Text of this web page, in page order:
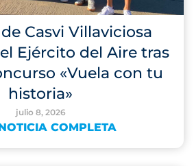
Casvi Villaviciosa
Ejército del Aire tras
«Vuela con tu
historia»
julio 8, 2026
COMPLETA